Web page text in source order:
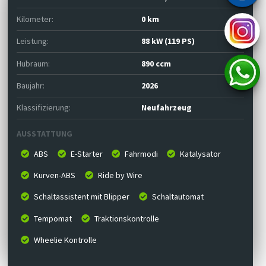
Kilometer: 0 km
Leistung: 88 kW (119 PS)
Hubraum: 890 ccm
Baujahr: 2026
Klassifizierung: Neufahrzeug
AUSSTATTUNG
ABS
E-Starter Fahrmodi Katalysator
Kurven-ABS Ride by Wire
Schaltassistent mit Blipper Schaltautomat
Tempomat Traktionskontrolle
Wheelie Kontrolle